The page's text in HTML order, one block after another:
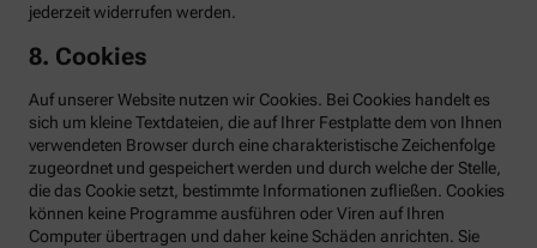
jederzeit widerrufen werden.
8. Cookies
Auf unserer Website nutzen wir Cookies. Bei Cookies handelt es
sich um kleine Textdateien, die auf Ihrer Festplatte dem von Ihnen
verwendeten Browser durch eine charakteristische Zeichenfolge
zugeordnet und gespeichert werden und durch welche der Stelle,
die das Cookie setzt, bestimmte Informationen zufließen. Cookies
können keine Programme ausführen oder Viren auf Ihren
Computer übertragen und daher keine Schäden anrichten. Sie